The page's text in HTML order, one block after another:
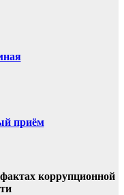
приём
коррупционной